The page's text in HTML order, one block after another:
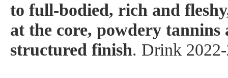
to full-bodied, rich and
at the core, powdery
structured finish. Drink